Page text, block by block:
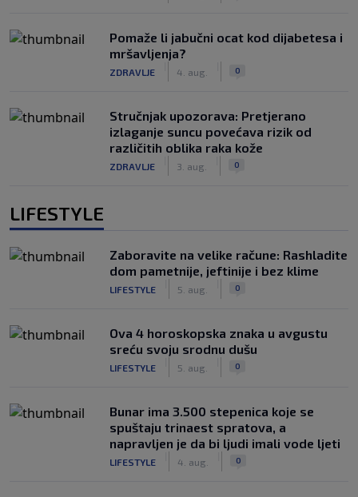
Pomaže li jabučni ocat kod dijabetesa i
mršavljenja?
ZDRAVLJE 4. aug. 0
Stručnjak upozorava: Pretjerano
izlaganje suncu povećava rizik od
različitih oblika raka kože
ZDRAVLJE 3. aug. 0
LIFESTYLE
Zaboravite na velike račune: Rashladite
dom pametnije, jeftinije i bez klime
LIFESTYLE 5. aug. 0
Ova 4 horoskopska znaka u avgustu
sreću svoju srodnu dušu
LIFESTYLE 5. aug. 0
Bunar imа 3.500 stepenica koje se
spuštaju trinaest spratova, a
napravljen je da bi ljudi imali vode ljeti
LIFESTYLE 4. aug. 0